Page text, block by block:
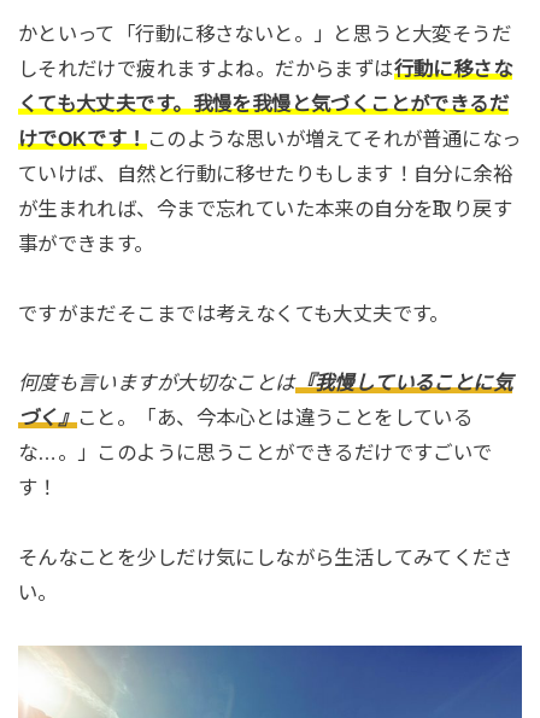
かといって「行動に移さないと。」と思うと大変そうだ
しそれだけで疲れますよね。だからまずは行動に移さな
くても大丈夫です。我慢を我慢と気づくことができるだ
けでOKです！このような思いが増えてそれが普通になっ
ていけば、自然と行動に移せたりもします！自分に余裕
が生まれれば、今まで忘れていた本来の自分を取り戻す
事ができます。
ですがまだそこまでは考えなくても大丈夫です。
何度も言いますが大切なことは『我慢していることに気
づく』こと。「あ、今本心とは違うことをしている
な…。」このように思うことができるだけですごいで
す！
そんなことを少しだけ気にしながら生活してみてくださ
い。